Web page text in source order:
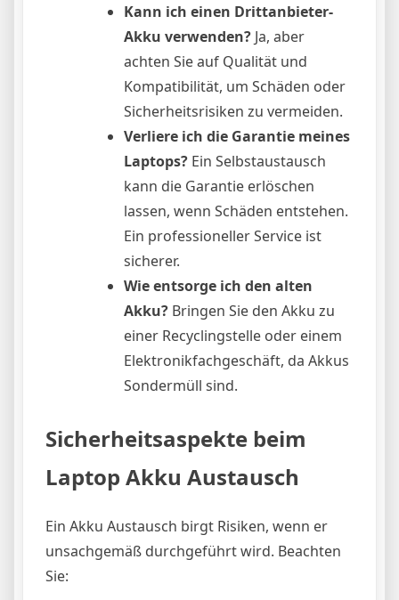
Kann ich einen Drittanbieter-
Akku verwenden? Ja, aber
achten Sie auf Qualität und
Kompatibilität, um Schäden oder
Sicherheitsrisiken zu vermeiden.
Verliere ich die Garantie meines
Laptops? Ein Selbstaustausch
kann die Garantie erlöschen
lassen, wenn Schäden entstehen.
Ein professioneller Service ist
sicherer.
Wie entsorge ich den alten
Akku? Bringen Sie den Akku zu
einer Recyclingstelle oder einem
Elektronikfachgeschäft, da Akkus
Sondermüll sind.
Sicherheitsaspekte beim
Laptop Akku Austausch
Ein Akku Austausch birgt Risiken, wenn er
unsachgemäß durchgeführt wird. Beachten
Sie: